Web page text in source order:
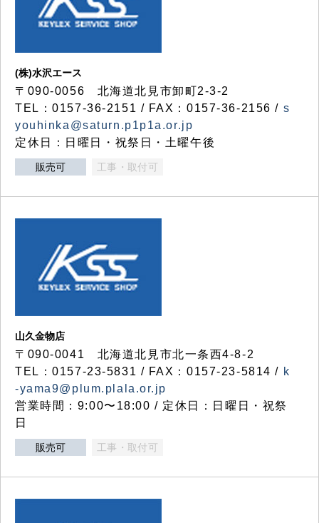
(株)水沢エース
〒090-0056 北海道北見市卸町2-3-2
TEL：0157-36-2151 / FAX：0157-36-2156 / s
youhinka@saturn.p1p1a.or.jp
定休日：日曜日・祝祭日・土曜午後
販売可 工事・取付可
山久金物店
〒090-0041 北海道北見市北一条西4-8-2
TEL：0157-23-5831 / FAX：0157-23-5814 / k
-yama9@plum.plala.or.jp
営業時間：9:00〜18:00 / 定休日：日曜日・祝祭
日
販売可 工事・取付可